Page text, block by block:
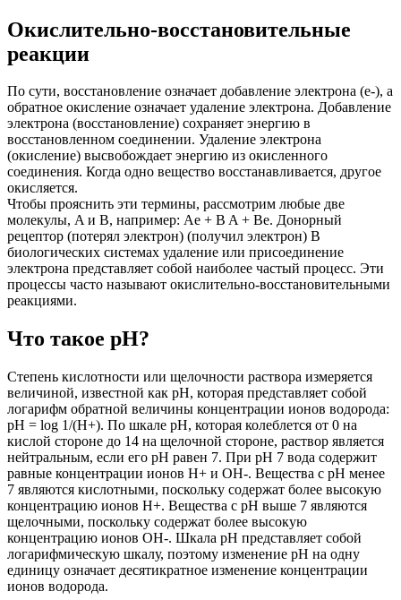
Окислительно-восстановительные
реакции
По сути, восстановление означает добавление электрона (е-), а
обратное окисление означает удаление электрона. Добавление
электрона (восстановление) сохраняет энергию в
восстановленном соединении. Удаление электрона
(окисление) высвобождает энергию из окисленного
соединения. Когда одно вещество восстанавливается, другое
окисляется.
Чтобы прояснить эти термины, рассмотрим любые две
молекулы, A и B, например: Ae + B A + Be. Донорный
рецептор (потерял электрон) (получил электрон) В
биологических системах удаление или присоединение
электрона представляет собой наиболее частый процесс. Эти
процессы часто называют окислительно-восстановительными
реакциями.
Что такое pH?
Степень кислотности или щелочности раствора измеряется
величиной, известной как pH, которая представляет собой
логарифм обратной величины концентрации ионов водорода:
pH = log 1/(H+). По шкале pH, которая колеблется от 0 на
кислой стороне до 14 на щелочной стороне, раствор является
нейтральным, если его pH равен 7. При pH 7 вода содержит
равные концентрации ионов H+ и OH-. Вещества с pH менее
7 являются кислотными, поскольку содержат более высокую
концентрацию ионов H+. Вещества с pH выше 7 являются
щелочными, поскольку содержат более высокую
концентрацию ионов OH-. Шкала pH представляет собой
логарифмическую шкалу, поэтому изменение pH на одну
единицу означает десятикратное изменение концентрации
ионов водорода.